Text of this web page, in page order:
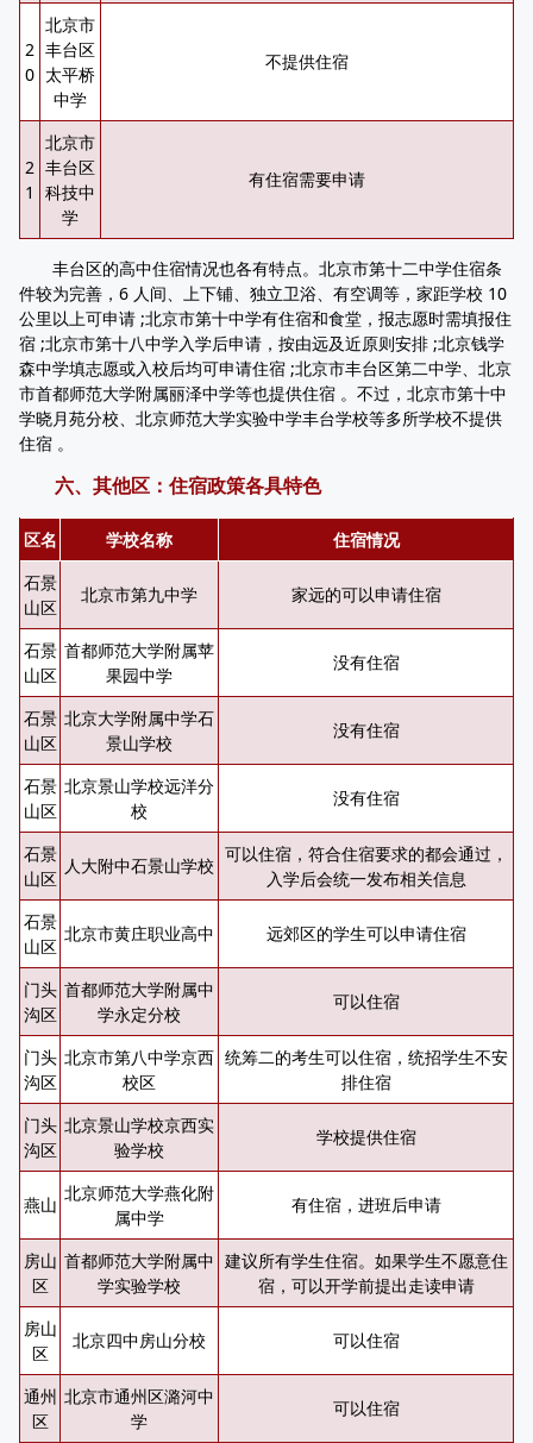
2
0
北京市
丰台区
太平桥
中学
不提供住宿
2
1
北京市
丰台区
科技中
学
有住宿需要申请
丰台区的高中住宿情况也各有特点。北京市第十二中学住宿条
件较为完善，6 人间、上下铺、独立卫浴、有空调等，家距学校 10
公里以上可申请 ;北京市第十中学有住宿和食堂，报志愿时需填报住
宿 ;北京市第十八中学入学后申请，按由远及近原则安排 ;北京钱学
森中学填志愿或入校后均可申请住宿 ;北京市丰台区第二中学、北京
市首都师范大学附属丽泽中学等也提供住宿 。不过，北京市第十中
学晓月苑分校、北京师范大学实验中学丰台学校等多所学校不提供
住宿 。
六、其他区：住宿政策各具特色
区名 学校名称
住宿情况
石景
山区
北京市第九中学 家远的可以申请住宿
石景
山区
首都师范大学附属苹
果园中学
没有住宿
石景
山区
北京大学附属中学石
景山学校
没有住宿
石景
山区
北京景山学校远洋分
校
没有住宿
石景
山区
人大附中石景山学校
可以住宿，符合住宿要求的都会通过，
入学后会统一发布相关信息
石景
山区
北京市黄庄职业高中 远郊区的学生可以申请住宿
门头
沟区
首都师范大学附属中
学永定分校
可以住宿
门头
沟区
北京市第八中学京西
校区
统筹二的考生可以住宿，统招学生不安
排住宿
门头
沟区
北京景山学校京西实
验学校
学校提供住宿
燕山
北京师范大学燕化附
属中学
有住宿，进班后申请
房山
区
首都师范大学附属中
学实验学校
建议所有学生住宿。如果学生不愿意住
宿，可以开学前提出走读申请
房山
区
北京四中房山分校 可以住宿
通州
区
北京市通州区潞河中
学
可以住宿